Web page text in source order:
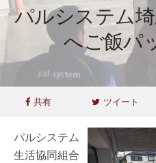
パルシステム
へご飯パ
共有 ツイート
パルシステム
生活協同組合